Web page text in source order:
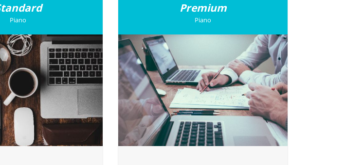
Coworking
d'affari
Piano
Premium
Piano